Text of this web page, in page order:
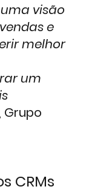
visão
e
melhor
um
Grupo
CRMs